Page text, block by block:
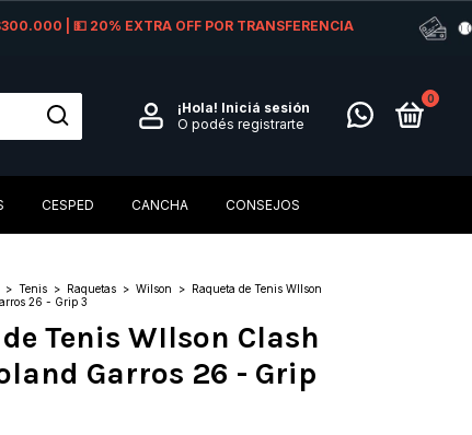
| 💵 20% EXTRA OFF POR TRANSFERENCIA
¡Hola! Iniciá sesión
O podés registrarte
0
CESPED CANCHA CONSEJOS
> Tenis > Raquetas > Wilson > Raqueta de Tenis WIlson
26 - Grip 3
Tenis WIlson Clash
Garros 26 - Grip